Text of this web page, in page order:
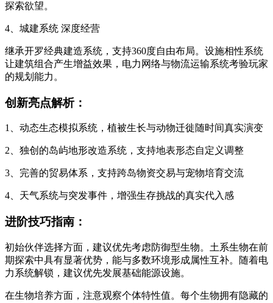
探索欲望。
4、城建系统 深度经营
继承开罗经典建造系统，支持360度自由布局。设施相性系统
让建筑组合产生增益效果，电力网络与物流运输系统考验玩家
的规划能力。
创新亮点解析：
1、动态生态模拟系统，植被生长与动物迁徙随时间真实演变
2、独创的岛屿地形改造系统，支持地表形态自定义调整
3、完善的贸易体系，支持跨岛物资交易与宠物培育交流
4、天气系统与突发事件，增强生存挑战的真实代入感
进阶技巧指南：
初始伙伴选择方面，建议优先考虑防御型生物。土系生物在前
期探索中具有显著优势，能与多数环境形成属性互补。随着电
力系统解锁，建议优先发展基础能源设施。
在生物培养方面，注意观察个体特性值。每个生物拥有隐藏的